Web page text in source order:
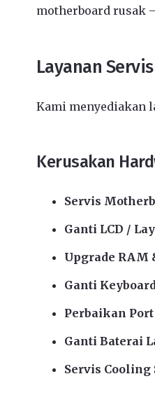
motherboard rusak
Layanan
Kami menyediakan
Kerusakan
Servis
Ganti LCD /
Upgrade RAM
Ganti
Perbaikan
Ganti Baterai
Servis Cooling